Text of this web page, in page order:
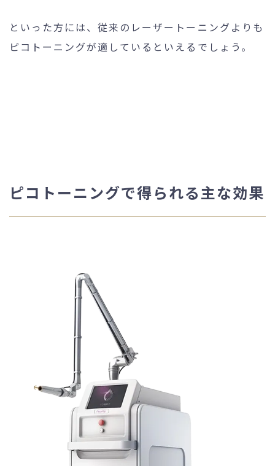
といった方には、従来のレーザートーニングよりも
ピコトーニングが適しているといえるでしょう。
ピコトーニングで得られる主な効果